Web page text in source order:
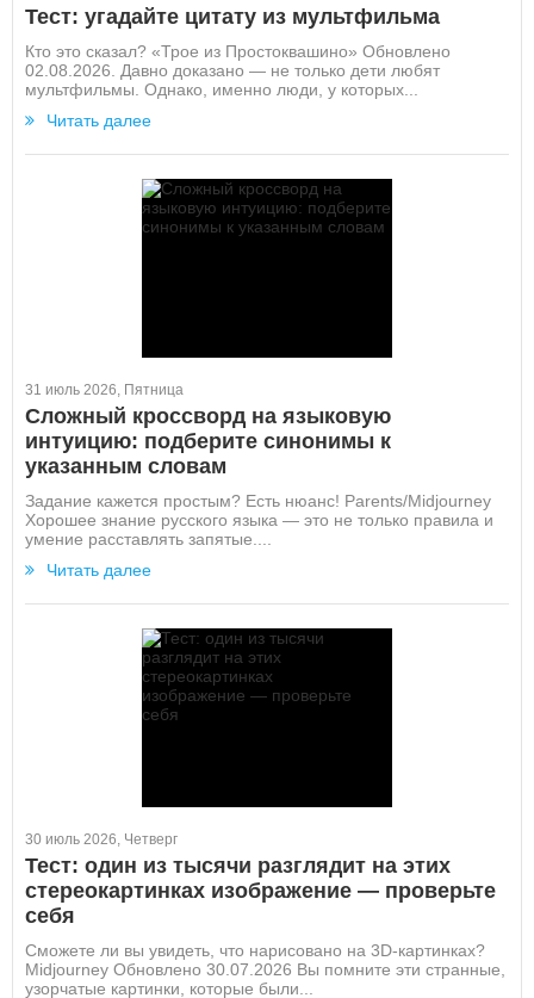
Тест: угадайте цитату из мультфильма
Кто это сказал? «Трое из Простоквашино» Обновлено
02.08.2026. Давно доказано — не только дети любят
мультфильмы. Однако, именно люди, у которых...
Читать далее
31 июль 2026, Пятница
Сложный кроссворд на языковую
интуицию: подберите синонимы к
указанным словам
Задание кажется простым? Есть нюанс! Parents/Midjourney
Хорошее знание русского языка — это не только правила и
умение расставлять запятые....
Читать далее
30 июль 2026, Четверг
Тест: один из тысячи разглядит на этих
стереокартинках изображение — проверьте
себя
Сможете ли вы увидеть, что нарисовано на 3D-картинках?
Midjourney Обновлено 30.07.2026 Вы помните эти странные,
узорчатые картинки, которые были...